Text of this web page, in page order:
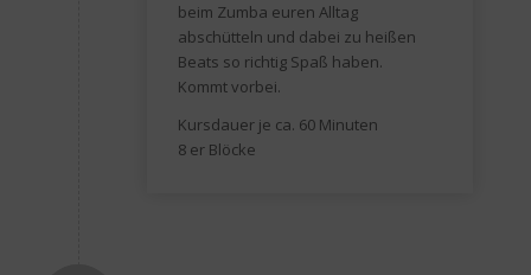
beim Zumba euren Alltag
abschütteln und dabei zu heißen
Beats so richtig Spaß haben.
Kommt vorbei.
Kursdauer je ca. 60 Minuten
8 er Blöcke